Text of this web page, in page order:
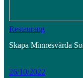
Restaurang
Skapa Minnesvärda
26/10/2022